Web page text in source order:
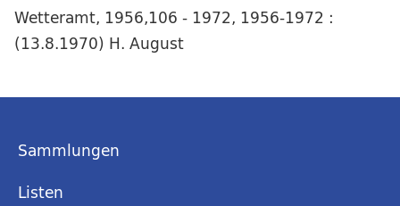
Wetteramt, 1956,106 - 1972, 1956-1972 :
(13.8.1970) H. August
Sammlungen
Listen